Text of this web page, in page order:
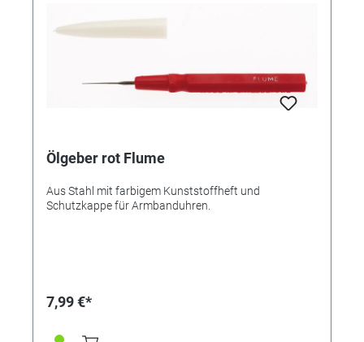
Ölgeber rot Flume
Aus Stahl mit farbigem Kunststoffheft und
Schutzkappe für Armbanduhren.
7,99 €*